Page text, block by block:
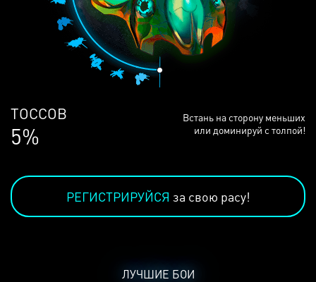
ЛЮДЕЙ
68%
Встань на сторону меньших
или доминируй с толпой!
РЕГИСТРИРУЙСЯ за свою расу!
ЛУЧШИЕ БОИ